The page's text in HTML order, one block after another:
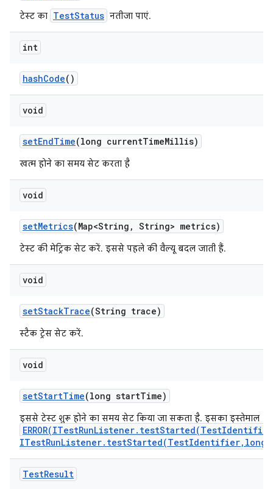
टेस्ट का TestStatus नतीजा पाएं.
int
hashCode()
void
setEndTime(long currentTimeMillis)
खत्म होने का समय सेट करता है
void
setMetrics(Map<String , String> metrics)
टेस्ट की मेट्रिक सेट करें. इससे पहले की वैल्यू बदल जाती हैं.
void
setStackTrace(String trace)
स्टैक ट्रेस सेट करें.
void
setStartTime(long startTime)
इससे टेस्ट शुरू होने का समय सेट किया जा सकता है. इसका इस्तेमाल
TestResult